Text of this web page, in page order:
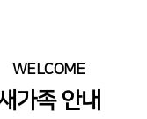
WELCOME
가족 안내